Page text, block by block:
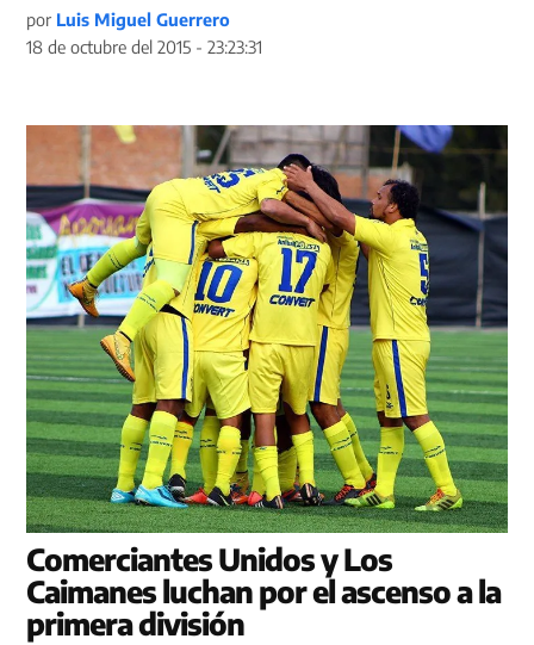
por Luis Miguel Guerrero
18 de octubre del 2015 - 23:23:31
Comerciantes Unidos y Los
Caimanes luchan por el ascenso a la
primera división